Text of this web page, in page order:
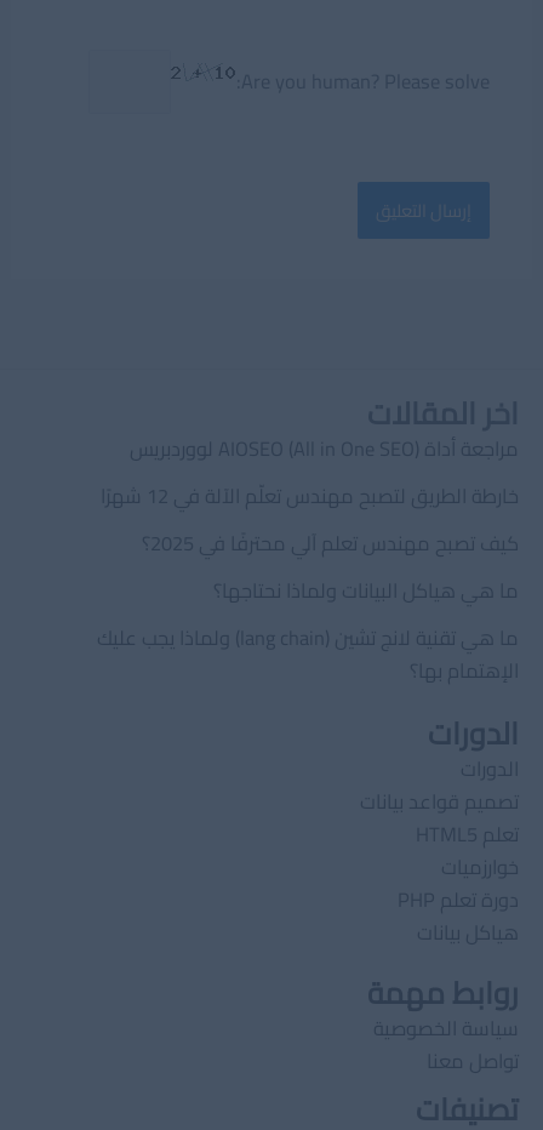
مراجعة أداة AIOSEO (All in One SEO) لووردبريس
خارطة الطريق لتصبح مهندس تعلّم الآلة في 12 شهرًا
كيف تصبح مهندس تعلم آلي محترفًا في 2025؟
ما هي هياكل البيانات ولماذا نحتاجها؟
ما هي تقنية لانج تشين (lang chain) ولماذا يجب عليك
الإهتمام بها؟
الدورات
الدورات
تصميم قواعد بيانات
تعلم HTML5
خوارزميات
دورة تعلم PHP
هياكل بيانات
روابط مهمة
سياسة الخصوصية
تواصل معنا
تصنيفات